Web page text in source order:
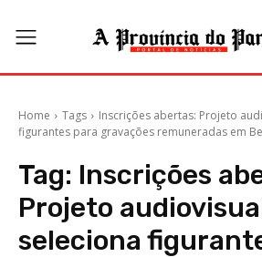
Home Tags
Inscrições abertas: Projeto
figurantes para gravações remuneradas em
Tag: Inscrições
Projeto
seleciona